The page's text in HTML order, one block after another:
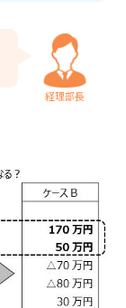
経理部長